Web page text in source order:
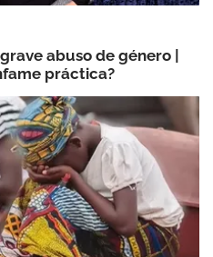
abuso de género |
práctica?